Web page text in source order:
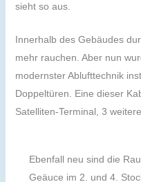
sieht so aus.
Innerhalb des Gebäudes
mehr rauchen. Aber nun
modernster Ablufttechnik
Doppeltüren. Eine dieser
Satelliten-Terminal, 3
Ebenfall neu sind die
Geäuce im 2. und 4.